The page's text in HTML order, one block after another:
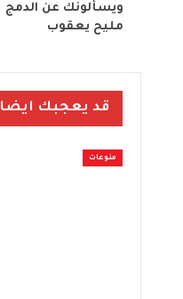
ويسألونك عن الدمج
مليح يعقوب
قد يعجبك ايضا
منوعات